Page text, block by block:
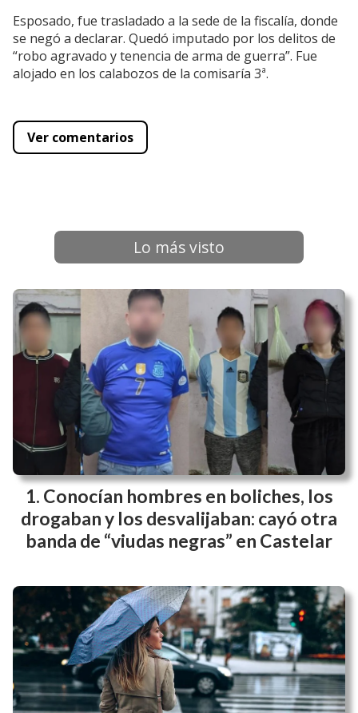
Esposado, fue trasladado a la sede de la fiscalía, donde
se negó a declarar. Quedó imputado por los delitos de
“robo agravado y tenencia de arma de guerra”. Fue
alojado en los calabozos de la comisaría 3ª.
Ver comentarios
Lo más visto
Conocían hombres en boliches, los
drogaban y los desvalijaban: cayó otra
banda de “viudas negras” en Castelar